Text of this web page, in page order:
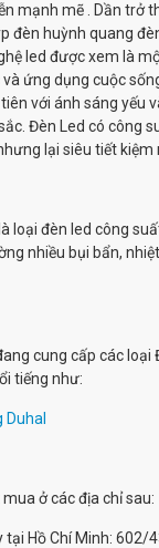
mạnh mẽ . Dần trở
đèn huỳnh quang
led được xem là
ứng dụng cuộc
với ánh sáng yếu
Đèn Led có công
lại siêu tiết kiệm
loại đèn led công
nhiều bụi bẩn,
cung cấp các loại
tiếng như:
Duhal
ở các địa chỉ sau:
Hồ Chí Minh: 602/